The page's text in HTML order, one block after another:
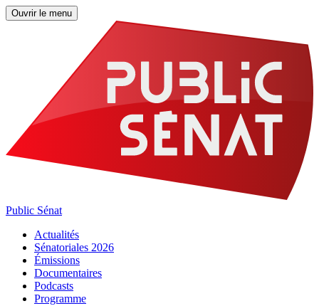
Ouvrir le menu
Public Sénat
Actualités
Sénatoriales 2026
Émissions
Documentaires
Podcasts
Programme